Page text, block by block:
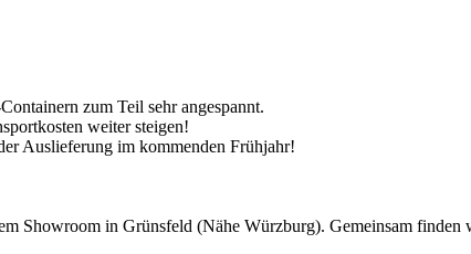
zum Teil sehr angespannt.
weiter steigen!
Auslieferung im kommenden Frühjahr!
Showroom in Grünsfeld (Nähe Würzburg). Gemeinsam